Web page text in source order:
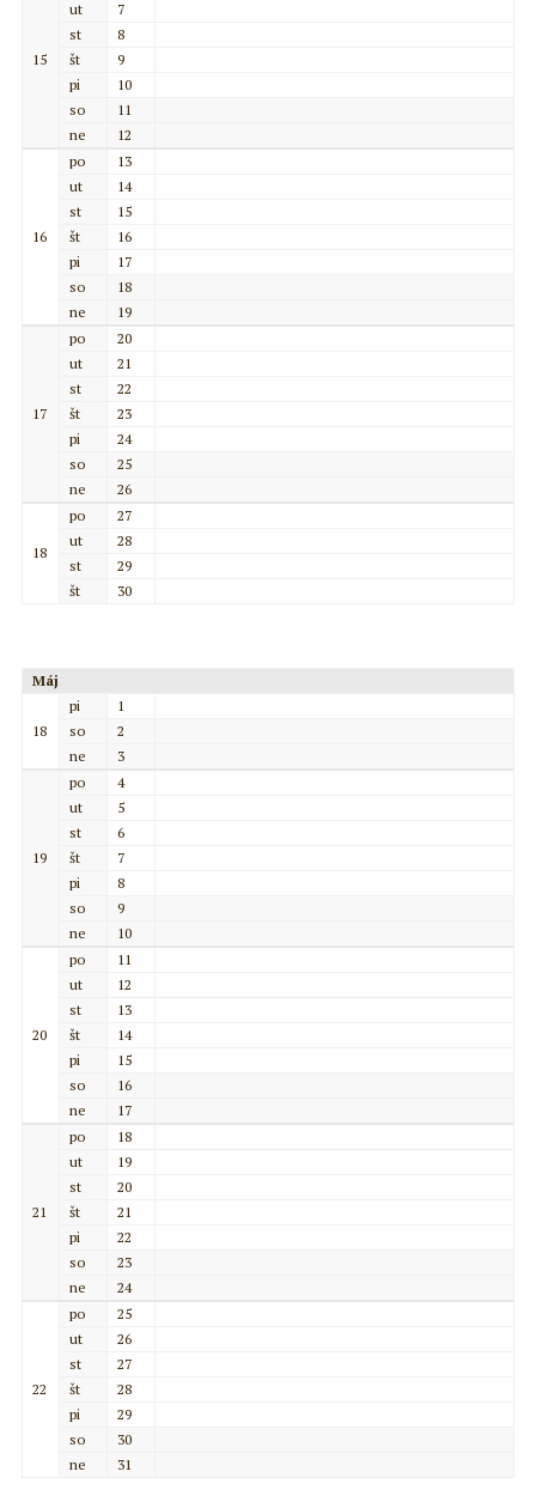
15
ut
7
st
8
št
9
pi
10
so
11
ne
12
16
po
13
ut
14
st
15
št
16
pi
17
so
18
ne
19
17
po
20
ut
21
st
22
št
23
pi
24
so
25
ne
26
18
po
27
ut
28
st
29
št
30
Máj
18
pi
1
so
2
ne
3
19
po
4
ut
5
st
6
št
7
pi
8
so
9
ne
10
20
po
11
ut
12
st
13
št
14
pi
15
so
16
ne
17
21
po
18
ut
19
st
20
št
21
pi
22
so
23
ne
24
22
po
25
ut
26
st
27
št
28
pi
29
so
30
ne
31